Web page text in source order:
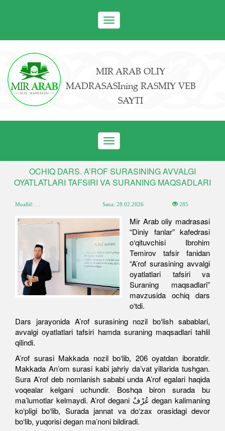
Toggle
navigation
MIR ARAB OLIY
MADRASASIning RASMIY VEB
SAYTI
Toggle
navigation
OCHIQ DARS. A’ROF SURASINING AVVALGI
OYATLATLARI TAFSIRI VA SURANING MAQSADLARI
Muallif: . . Sana:28.02.2026 285
Mir Arab oliy madrasasi
“Diniy fanlar” kafedrasi
o‘qituvchisi Ibrohim
Temirov tafsir fanidan
“A’rof surasining avvalgi
oyatlatlari tafsiri va
Suraning maqsadlari”
mavzusida ochiq dars
o‘tdi.
Dars jarayonida A’rof surasining nozil bo‘lish sabablari,
avvalgi oyatlatlari tafsiri hamda suraning maqsadlari tahlil
qilindi.
A’rof surasi Makkada nozil bo‘lib, 206 oyatdan iboratdir.
Makkada An’om surasi kabi jahriy da’vat yillarida tushgan.
Sura A’rof deb nomlanish sababi unda A’rof egalari haqida
voqealar kelgani uchundir. Boshqa biron surada bu
ma’lumotlar kelmaydi. A’rof degani عُرْفٌ degan kalimaning
ko‘pligi bo‘lib, Surada jannat va do‘zax orasidagi devor
bo‘lib, yuqorisi degan ma’noni bildiradi.